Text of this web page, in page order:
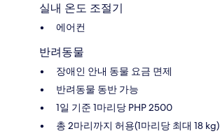
실내 온도 조절기
에어컨
반려동물
장애인 안내 동물 요금 면제
반려동물 동반 가능
1일 기준 1마리당 PHP 2500
총 2마리까지 허용(1마리당 최대 18 kg)